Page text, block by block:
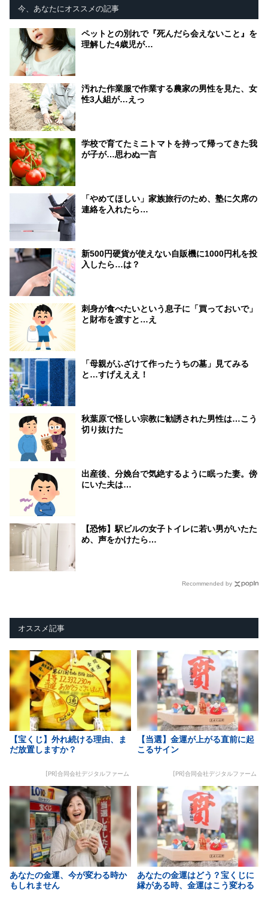
今、あなたにオススメの記事
ペットとの別れで『死んだら会えないこと』を
理解した4歳児が…
汚れた作業服で作業する農家の男性を見た、女
性3人組が…えっ
学校で育てたミニトマトを持って帰ってきた我
が子が…思わぬ一言
「やめてほしい」家族旅行のため、塾に欠席の
連絡を入れたら…
新500円硬貨が使えない自販機に1000円札を投
入したら…は？
刺身が食べたいという息子に「買っておいで」
と財布を渡すと…え
「母親がふざけて作ったうちの墓」見てみる
と…すげえええ！
秋葉原で怪しい宗教に勧誘された男性は…こう
切り抜けた
出産後、分娩台で気絶するように眠った妻。傍
にいた夫は…
【恐怖】駅ビルの女子トイレに若い男がいたた
め、声をかけたら…
Recommended by
オススメ記事
【宝くじ】外れ続ける理由、ま
だ放置しますか？
[PR]合同会社デジタルファーム
【当選】金運が上がる直前に起
こるサイン
[PR]合同会社デジタルファーム
あなたの金運、今が変わる時か
もしれません
あなたの金運はどう？宝くじに
縁がある時、金運はこう変わる